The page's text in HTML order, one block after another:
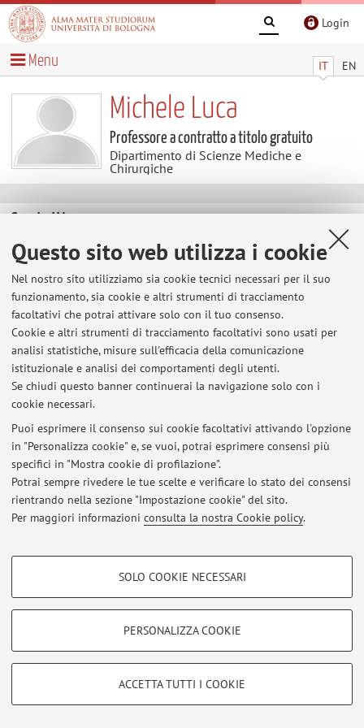
Questo sito web utilizza i cookie
Nel nostro sito utilizziamo sia cookie tecnici necessari per il suo
funzionamento, sia cookie e altri strumenti di tracciamento
facoltativi che potrai attivare solo con il tuo consenso.
Cookie e altri strumenti di tracciamento facoltativi sono usati per
analisi statistiche, misure sull'efficacia della comunicazione
istituzionale e analisi dei comportamenti degli utenti.
Se chiudi questo banner continuerai la navigazione solo con i
cookie necessari.
Puoi esprimere il consenso sui cookie facoltativi attivando l'opzione
in "Personalizza cookie" e, se vuoi, potrai esprimere consensi più
specifici in "Mostra cookie di profilazione".
Potrai sempre rivedere le tue scelte e verificare lo stato dei consensi
rientrando nella sezione "Impostazione cookie" del sito.
Per maggiori informazioni consulta la nostra Cookie policy.
COOKIE DI PROFILAZIONE - FACOLTATIVI
COOKIE TECNICI - NECESSARI
Si tratta di cookie tecnici utilizzati, a titolo esemplificativo, per il corretto
SOLO COOKIE NECESSARI
PERSONALIZZA COOKIE
ACCETTA TUTTI I COOKIE
Login
IT EN
Menu
Michele Luca
Professore a contratto a titolo gratuito
Dipartimento di Scienze Mediche e
Chirurgiche
Contatti
E-mail: michele.luca2@unibo.it
Dipartimento di Scienze Mediche e Chirurgiche
Via Massarenti 9, Bologna -Vai alla mappa
Ultimi avvisi
Al momento non sono presenti avvisi.
Area riservata
per gestire tutti i contenuti del sito.
© 2026 - ALMA MATER STUDIORUM - Università di Bologna - Via
Zamboni, 33 - 40126 Bologna - Partita IVA: 01131710376
Privacy|Note legali|Impostazioni Cookie